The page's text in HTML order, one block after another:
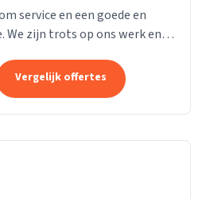
service en een goede en
We zijn trots op ons werk en
ons werk belangrijk,...
Vergelijk offertes